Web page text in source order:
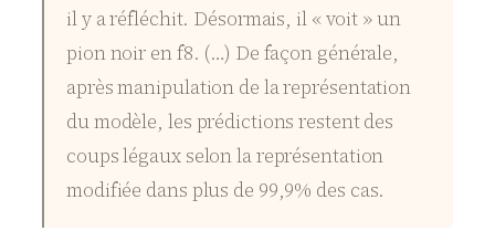
il y a réfléchit. Désormais, il « voit » un
pion noir en f8. (…) De façon générale,
après manipulation de la représentation
du modèle, les prédictions restent des
coups légaux selon la représentation
modifiée dans plus de 99,9% des cas.